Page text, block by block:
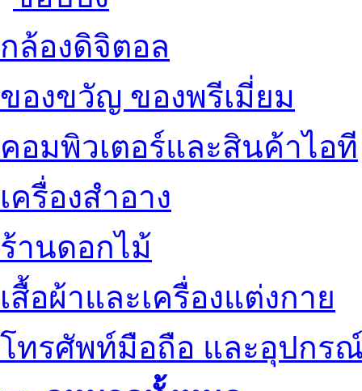
กล้องดิจิตอล
ของขวัญ ของพรีเมี่ยม
คอมพิวเตอร์และสินค้าไอที
เครื่องสำอาง
ร้านดอกไม้
เสื้อผ้าและเครื่องแต่งกาย
โทรศัพท์มือถือ และอุปกร